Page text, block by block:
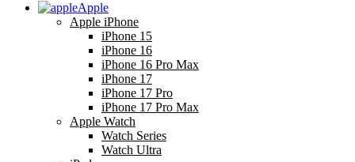
Apple
Apple iPhone
iPhone 15
iPhone 16
iPhone 16 Pro Max
iPhone 17
iPhone 17 Pro
iPhone 17 Pro Max
Apple Watch
Watch Series
Watch Ultra